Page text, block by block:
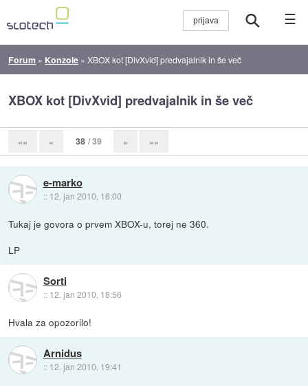
☰
Forum » Konzole »XBOX kot [DivXvid] predvajalnik in še več
XBOX kot [DivXvid] predvajalnik in še več
«« « 38 / 39 » »»
e-marko
:: 12. jan 2010, 16:00
Tukaj je govora o prvem XBOX-u, torej ne 360.
LP
Sorti
:: 12. jan 2010, 18:56
Hvala za opozorilo!
Arnidus
:: 12. jan 2010, 19:41